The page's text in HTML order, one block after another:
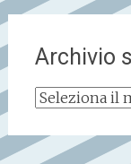
Archivio
Archivio